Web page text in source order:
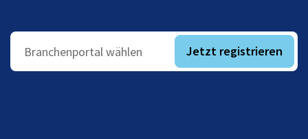
Branchenportal wählen Jetzt registrieren